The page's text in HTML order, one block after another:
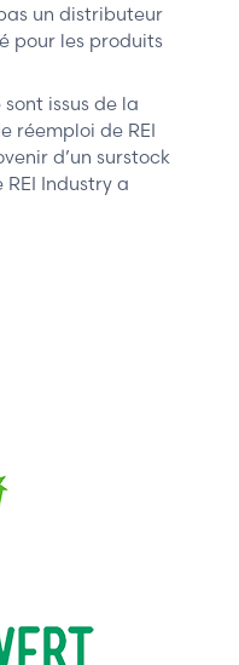
un distributeur
pour les produits
issus de la
réemploi de REI
d’un surstock
Industry a